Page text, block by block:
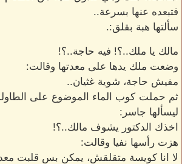
فتبعده عنها بسرعة..
سألتها هبة بقلق:.
مالك يا ملك..؟! فيه حاجة..؟!
وضعت ملك يدها على معدتها وقالت:
مفيش حاجة، شوية غثيان..
ثم حملت كوب الماء الموضوع على
ليسألها جاسر:
اخذك الدكتور يشوف مالك..؟!
هزت رأسها نفيا وقالت:
لا انا كويسة متقلقش، يمكن بس قلبت